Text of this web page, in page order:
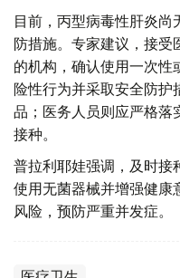
目前，丙型病毒性肝炎
防措施。专家建议，接受
的机构，确认使用一次性
险性行为并采取安全防护
品；医务人员则应严格落
接种。
普拉利耶娃强调，及时接
使用无菌器械并增强健康
风险，预防严重并发症。